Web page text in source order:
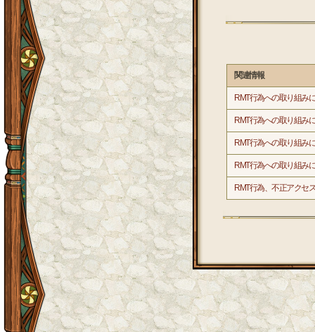
関連情報
RMT行為への取り組み
RMT行為への取り組み
RMT行為への取り組み
RMT行為への取り組み
RMT行為、不正アクセ